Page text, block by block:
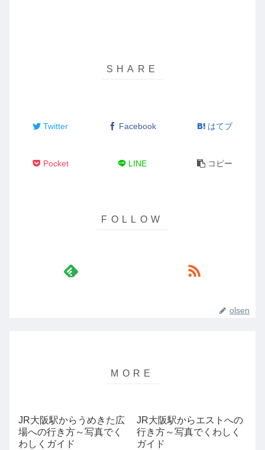
Twitter Facebook はてブ
Pocket LINE コピー
olsen
JR大阪駅からうめきた広
場への行き方～写真でく
わしくガイド
JR大阪駅からエストへの
行き方～写真でくわしく
ガイド